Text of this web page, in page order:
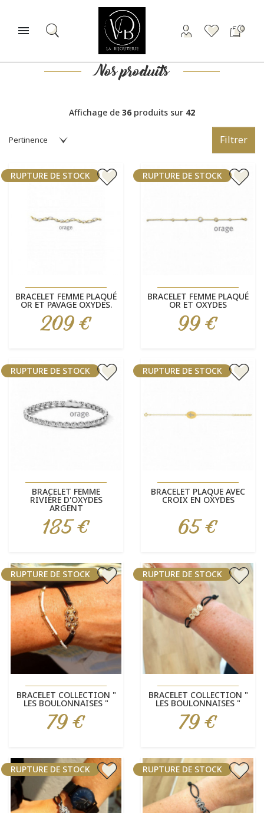
 0
Nos produits
Affichage de 36produits sur 42
Filtrer
BRACELET FEMME PLAQUÉ
OR ET PAVAGE OXYDES.
Prix
209 €
RUPTURE DE STOCK
BRACELET FEMME PLAQUÉ
OR ET OXYDES
Prix
99 €
RUPTURE DE STOCK
BRACELET FEMME
RIVIÈRE D'OXYDES
ARGENT
Prix
185 €
RUPTURE DE STOCK
BRACELET PLAQUE AVEC
CROIX EN OXYDES
Prix
65 €
RUPTURE DE STOCK
BRACELET COLLECTION "
LES BOULONNAISES "
Prix
79 €
RUPTURE DE STOCK
BRACELET COLLECTION "
LES BOULONNAISES "
Prix
79 €
RUPTURE DE STOCK
RUPTURE DE STOCK RUPTURE DE STOCK